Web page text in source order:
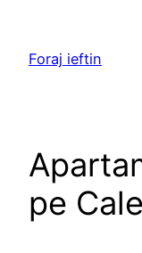
content
Foraj ieftin
pe